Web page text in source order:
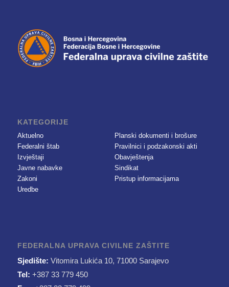
KATEGORIJE
Aktuelno
Federalni štab
Izvještaji
Javne nabavke
Zakoni
Uredbe
Planski dokumenti i brošure
Pravilnici i podzakonski akti
Obavještenja
Sindikat
Pristup informacijama
FEDERALNA UPRAVA CIVILNE ZAŠTITE
Sjedište: Vitomira Lukića 10, 71000 Sarajevo
Tel: +387 33 779 450